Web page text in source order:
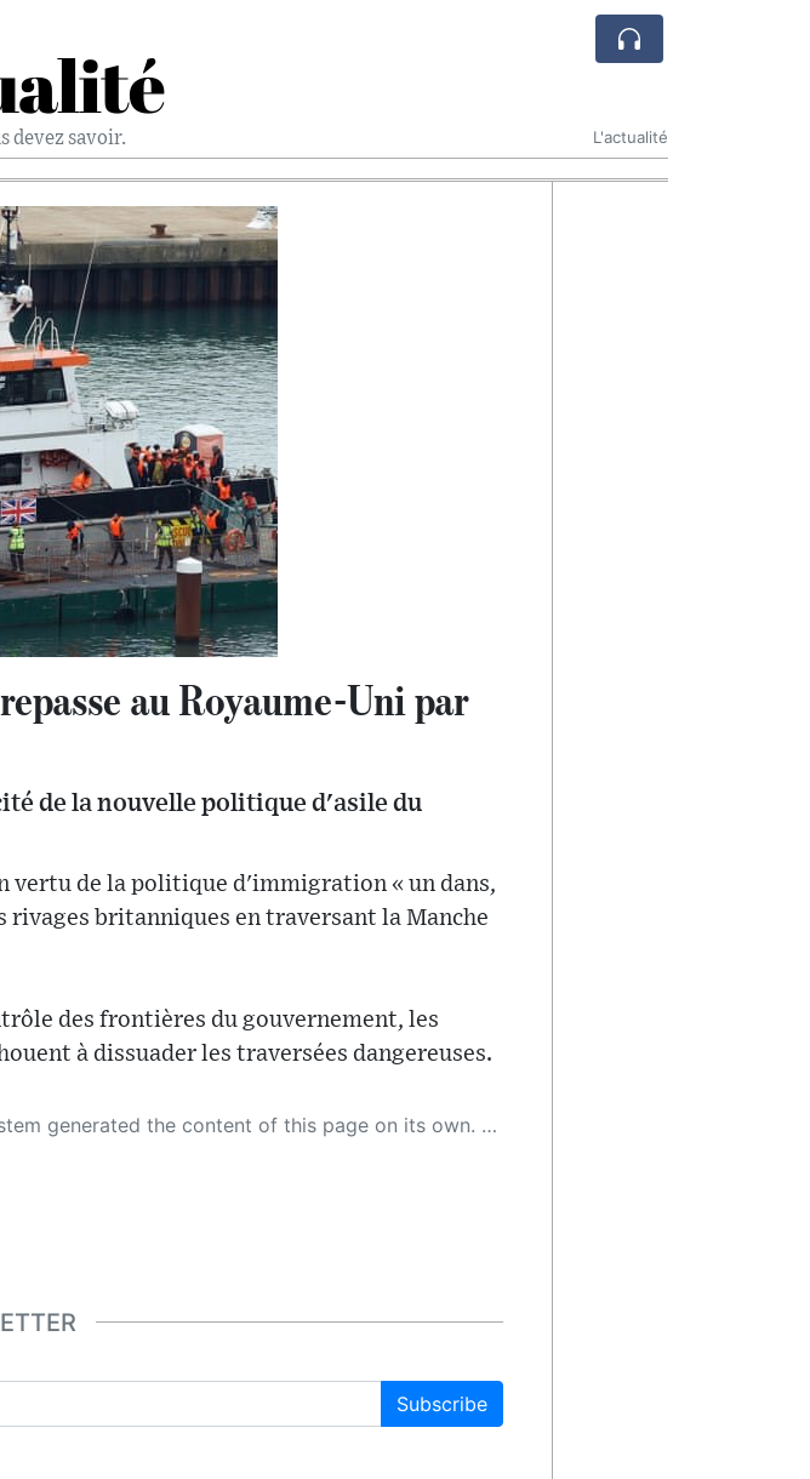
devez savoir. L'actualité
au Royaume-Uni par
de la nouvelle politique d'asile du
vertu de la politique d'immigration « un dans,
rivages britanniques en traversant la Manche
des frontières du gouvernement, les
à dissuader les traversées dangereuses.
factual summary that is just enough yet essential for you to function as an informed and educated citizen. Please keep in mind, however, that this system is an evolving technology, and as a result, the article may contain accidental inaccuracies or errors. We urge you to help us improve our site by reporting any inaccuracies you find using the "
Subscribe